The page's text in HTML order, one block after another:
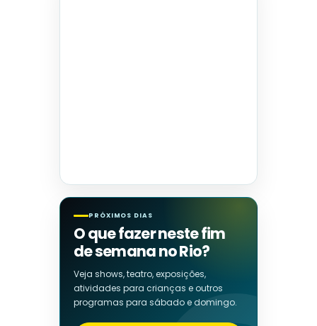
PRÓXIMOS DIAS
O que fazer neste fim
de semana no Rio?
Veja shows, teatro, exposições,
atividades para crianças e outros
programas para sábado e domingo.